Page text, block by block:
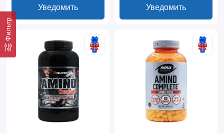
Фильтр
Уведомить Уведомить